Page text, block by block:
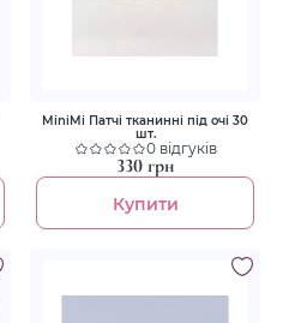
MiniMi Патчі тканинні під очі 30
шт.
0 відгуків
330 грн
Купити